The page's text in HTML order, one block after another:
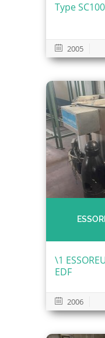
Type
2005
\1
EDF
2006